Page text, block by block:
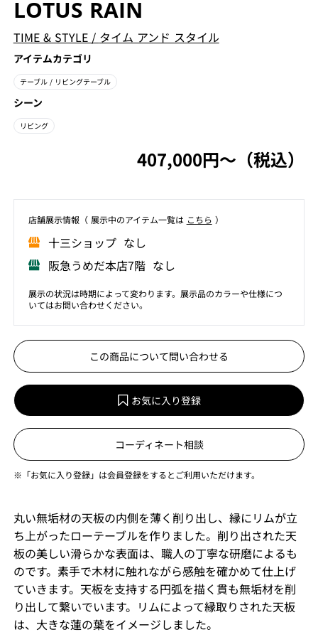
LOTUS RAIN
TIME & STYLE / タイム アンド スタイル
アイテムカテゴリ
テーブル / リビングテーブル
シーン
リビング
407,000円〜（税込）
店舗展⽰情報（ 展⽰中のアイテム⼀覧は こちら ）
⼗三ショップ なし
阪急うめだ本店7階 なし
展示の状況は時期によって変わります。展示品のカラーや仕様につ
いてはお問い合わせください。
この商品について問い合わせる
お気に入り登録
コーディネート相談
※「お気に入り登録」は会員登録をするとご利用いただけます。
丸い無垢材の天板の内側を薄く削り出し、縁にリムが立
ち上がったローテーブルを作りました。削り出された天
板の美しい滑らかな表面は、職人の丁寧な研磨によるも
のです。素手で木材に触れながら感触を確かめて仕上げ
ていきます。天板を支持する円弧を描く貫も無垢材を削
り出して繋いでいます。リムによって縁取りされた天板
は、大きな蓮の葉をイメージしました。